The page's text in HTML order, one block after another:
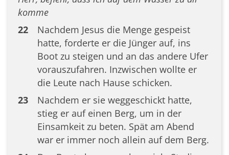
komme
22
Nachdem Jesus die Menge gespeist
hatte, forderte er die Jünger auf, ins
Boot zu steigen und an das andere Ufer
vorauszufahren. Inzwischen wollte er
die Leute nach Hause schicken.
23
Nachdem er sie weggeschickt hatte,
stieg er auf einen Berg, um in der
Einsamkeit zu beten. Spät am Abend
war er immer noch allein auf dem Berg.